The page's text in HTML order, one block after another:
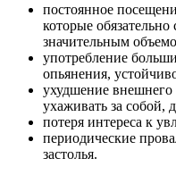
постоянное
которые
значительным
употребление
опьянения,
ухудшение внешнего
ухаживать за собой,
потеря интереса к
периодические
застолья.